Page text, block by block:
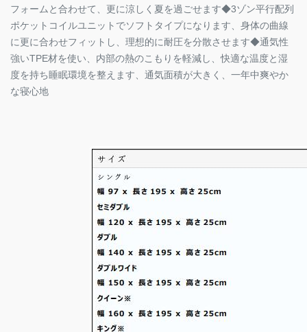
フォームと合わせて、更に涼しく夏を過ごせます◆3ゾン平行配列
ポケットコイルユニットでソフトタイプになります、身体の曲線
に更に合わせフィットし、理想的に耐圧を分散させます◆通気性
強いTPE材を使い、内部の熱のこもりを軽減し、快適な温度と湿
度を持ち睡眠環境を整えます、通気面積が大きく、一年中爽やか
な寝心地